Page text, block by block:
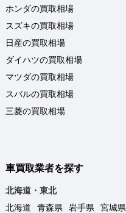
ホンダの買取相場
スズキの買取相場
日産の買取相場
ダイハツの買取相場
マツダの買取相場
スバルの買取相場
三菱の買取相場
車買取業者を探す
北海道・東北
北海道
青森県 岩手県 宮城県